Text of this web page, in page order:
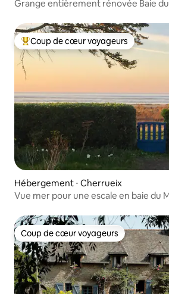
Grange entièrement rénovée Baie
Coups de cœur voyageurs les plus
Coup de cœur voyageurs
Hébergement ⋅ Cherrueix
Vue mer pour une escale en baie du
Coup de cœur voyageurs
Coup de cœur voyageurs